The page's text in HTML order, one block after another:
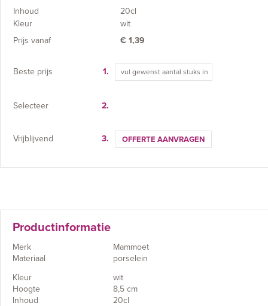
Inhoud
20cl
Kleur
wit
Prijs vanaf
€ 1,39
Beste prijs 1.
Selecteer 2.
Vrijblijvend 3. OFFERTE AANVRAGEN
Productinformatie
Merk
Mammoet
Materiaal
porselein
Kleur
wit
Hoogte
8,5 cm
Inhoud
20cl